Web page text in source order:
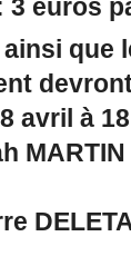
3 euros
que
avril à